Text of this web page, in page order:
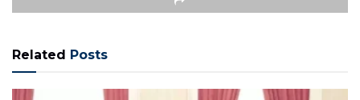
Related Posts